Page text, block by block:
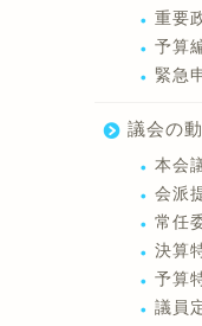
重要
予算
緊急
議会の
本会
会派
常任
決算
予算
議員